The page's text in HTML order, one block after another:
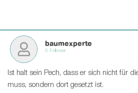
baumexperte
0 Follower
Ist halt sein Pech, dass er sich nicht für
muss, sondern dort gesetzt ist.